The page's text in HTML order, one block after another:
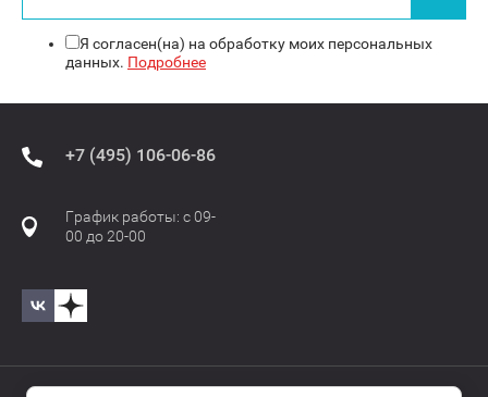
Я согласен(на) на обработку моих персональных
данных. Подробнее
+7 (495) 106-06-86
График работы: с 09-
00 до 20-00